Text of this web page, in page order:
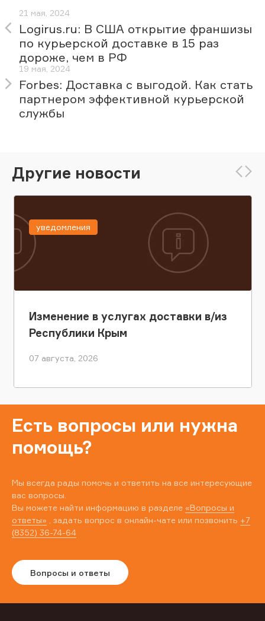
21 мая, 2024
Logirus.ru: В США открытие франшизы
по курьерской доставке в 15 раз
дороже, чем в РФ
19 мая, 2024
Forbes: Доставка с выгодой. Как стать
партнером эффективной курьерской
службы
Другие новости
Изменение в услугах доставки в/из
Республики Крым
07 августа, 2026
уведомления
Есть вопросы или нужна
помощь?
Мы всегда рады помочь и ответить на все интересующие
вас вопросы.
Вы можете найти информацию в разделе «Вопросы и
ответы» , задать вопрос в онлайн-чате или позвонить +7
(8352) 36-74-64
Вопросы и ответы